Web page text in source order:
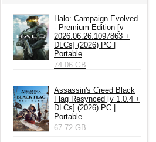
Halo: Campaign Evolved
- Premium Edition [v
2026.06.26.1097863 +
DLCs] (2026) PC |
Portable
74.06 GB
Assassin's Creed Black
Flag Resynced [v 1.0.4 +
DLCs] (2026) PC |
Portable
67.72 GB